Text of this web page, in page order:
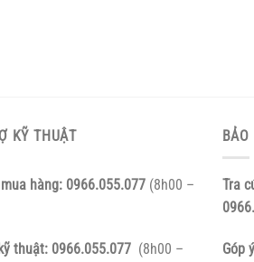
KỸ THUẬT
hàng: 0966.055.077 (8h00 –
thuật: 0966.055.077 (8h00 –
Tra
Góp